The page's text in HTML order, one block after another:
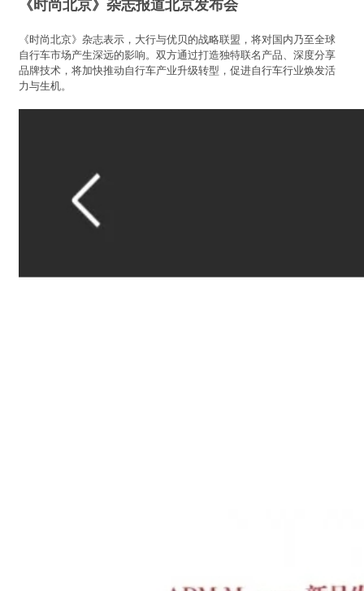
《时尚北京》杂志报道北京发布会
《时尚北京》杂志表示，大行与优贝的战略联盟，将对国内乃至全球
自行车市场产生深远的影响。双方通过打造独特联名产品、深度分享
品牌技术，将加快推动自行车产业升级转型，促进自行车行业焕发活
力与生机。